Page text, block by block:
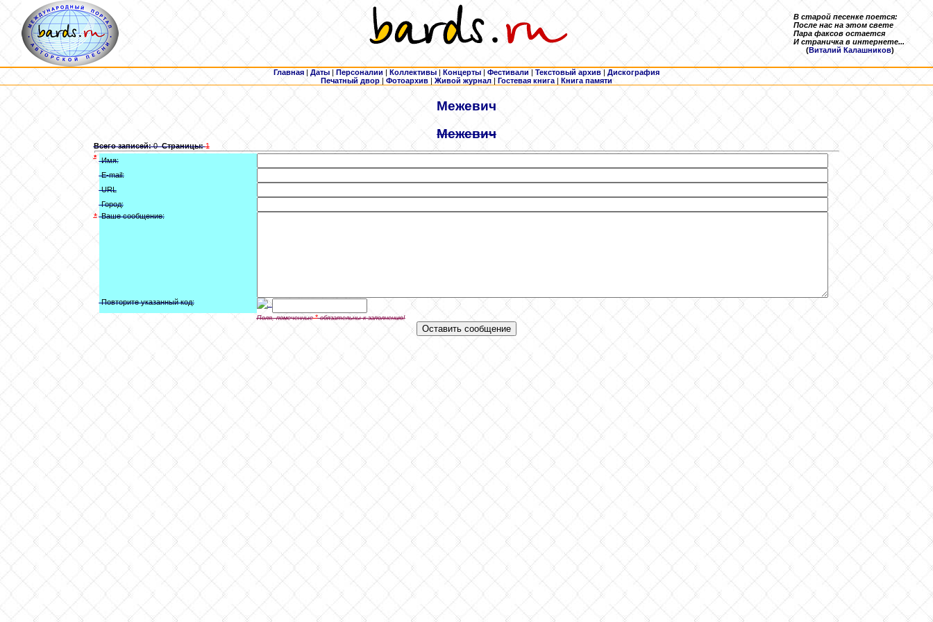
В старой песенке поется:
После нас на этом свете
Пара факсов остается
И страничка в интернете...
(Виталий Калашников)
Главная | Даты | Персоналии | Коллективы | Концерты | Фестивали | Текстовый архив | Дискография
Печатный двор | Фотоархив | Живой журнал | Гостевая книга | Книга памяти
Межевич
Межевич
Всего записей:0Страницы:1
* Имя:
E-mail:
URL
Город:
* Ваше сообщение:
Повторите указанный код:
Поля, помеченные*обязательны к заполнению!